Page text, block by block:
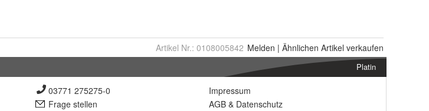
Artikel Nr.: 0108005842 Melden | Ähnlichen Artikel verkaufen
Platin
03771 275275-0
Frage stellen
Impressum
AGB & Datenschutz